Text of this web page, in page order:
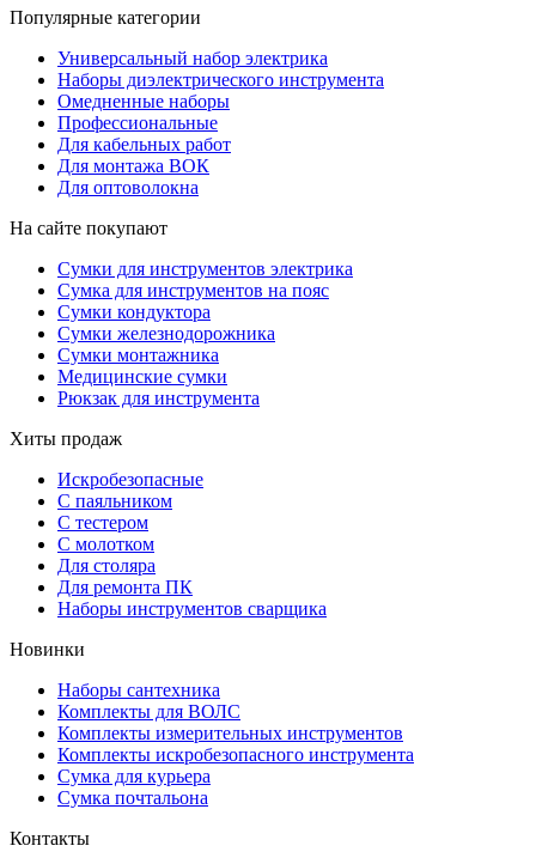
Популярные категории
Универсальный набор электрика
Наборы диэлектрического инструмента
Омедненные наборы
Профессиональные
Для кабельных работ
Для монтажа ВОК
Для оптоволокна
На сайте покупают
Сумки для инструментов электрика
Сумка для инструментов на пояс
Сумки кондуктора
Сумки железнодорожника
Сумки монтажника
Медицинские сумки
Рюкзак для инструмента
Хиты продаж
Искробезопасные
С паяльником
С тестером
С молотком
Для столяра
Для ремонта ПК
Наборы инструментов сварщика
Новинки
Наборы сантехника
Комплекты для ВОЛС
Комплекты измерительных инструментов
Комплекты искробезопасного инструмента
Сумка для курьера
Сумка почтальона
Контакты